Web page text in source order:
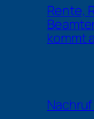
Rente,
kommt